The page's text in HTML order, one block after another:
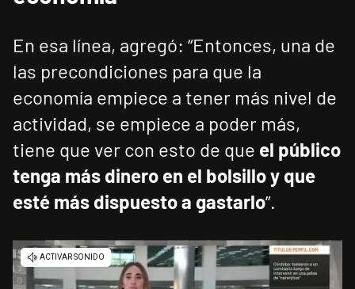
En esa línea, agregó: “Entonces, una de
las precondiciones para que la
economía empiece a tener más nivel de
actividad, se empiece a poder más,
tiene que ver con esto de que el público
tenga más dinero en el bolsillo y que
esté más dispuesto a gastarlo”.